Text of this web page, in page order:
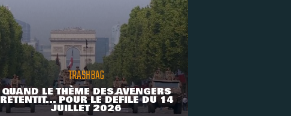
TRASHBAG
QUAND LE THÈME DES AVENGERS
RETENTIT... POUR LE DÉFILÉ DU 14
JUILLET 2026